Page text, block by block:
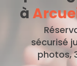
à
sécurisé
photos,